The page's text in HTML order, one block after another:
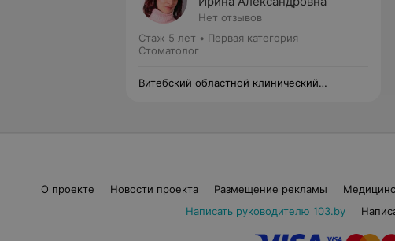
Нет отзывов
Стаж 5 лет • Первая категория
Стоматолог
Витебский областной клинический
О проекте Новости проекта Размещение рекламы
Написать руководителю 103.by